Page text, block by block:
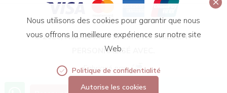
© 2026,HIMALAYAK TREKKING. PAIEMENT
PERSONNALISÉ AVEC.
Fabriqué par:
Appelez-nous
Nous utilisons des cookies pour garantir que nous
vous offrons la meilleure expérience sur notre site
Web.
Politique de confidentialité
Autorise les cookies